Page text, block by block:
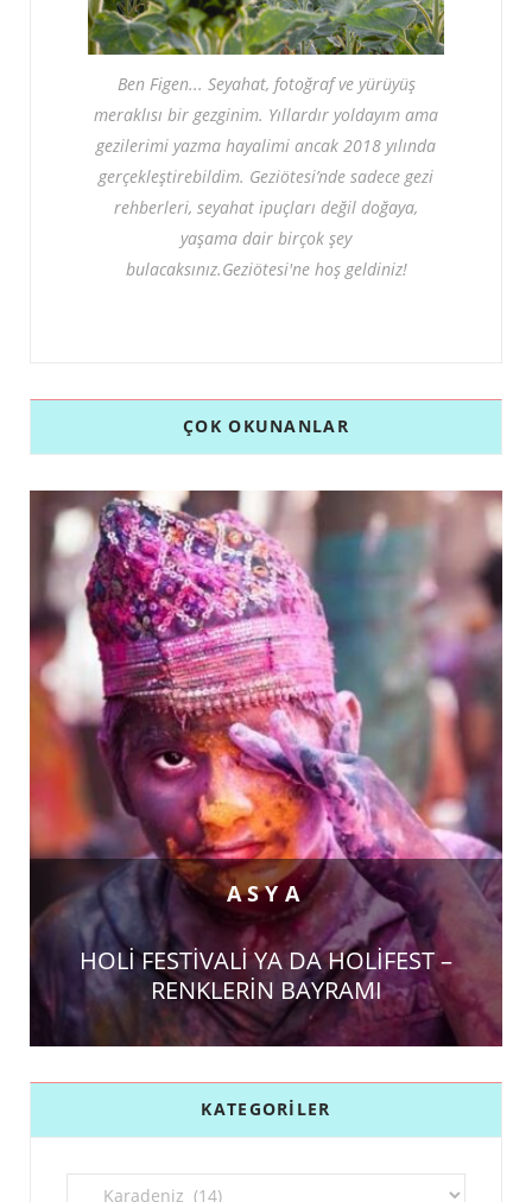
Ben Figen... Seyahat, fotoğraf ve yürüyüş
meraklısı bir gezginim. Yıllardır yoldayım ama
gezilerimi yazma hayalimi ancak 2018 yılında
gerçekleştirebildim. Geziötesi’nde sadece gezi
rehberleri, seyahat ipuçları değil doğaya,
yaşama dair birçok şey
bulacaksınız.Geziötesi'ne hoş geldiniz!
ÇOK OKUNANLAR
ASYA
HOLİ FESTİVALİ YA DA HOLİFEST –
RENKLERİN BAYRAMI
KATEGORILER
Kategoriler